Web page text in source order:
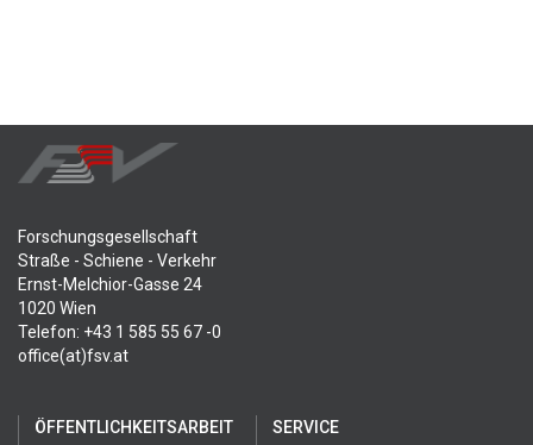
Forschungsgesellschaft
Straße - Schiene - Verkehr
Ernst-Melchior-Gasse 24
1020 Wien
Telefon: +43 1 585 55 67 -0
office(at)fsv.at
ÖFFENTLICHKEITSARBEIT
SERVICE